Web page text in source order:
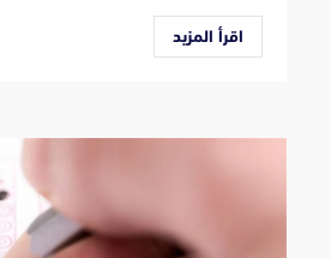
اقرأ المزيد